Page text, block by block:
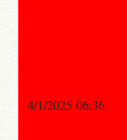
4/1/2025 06:36